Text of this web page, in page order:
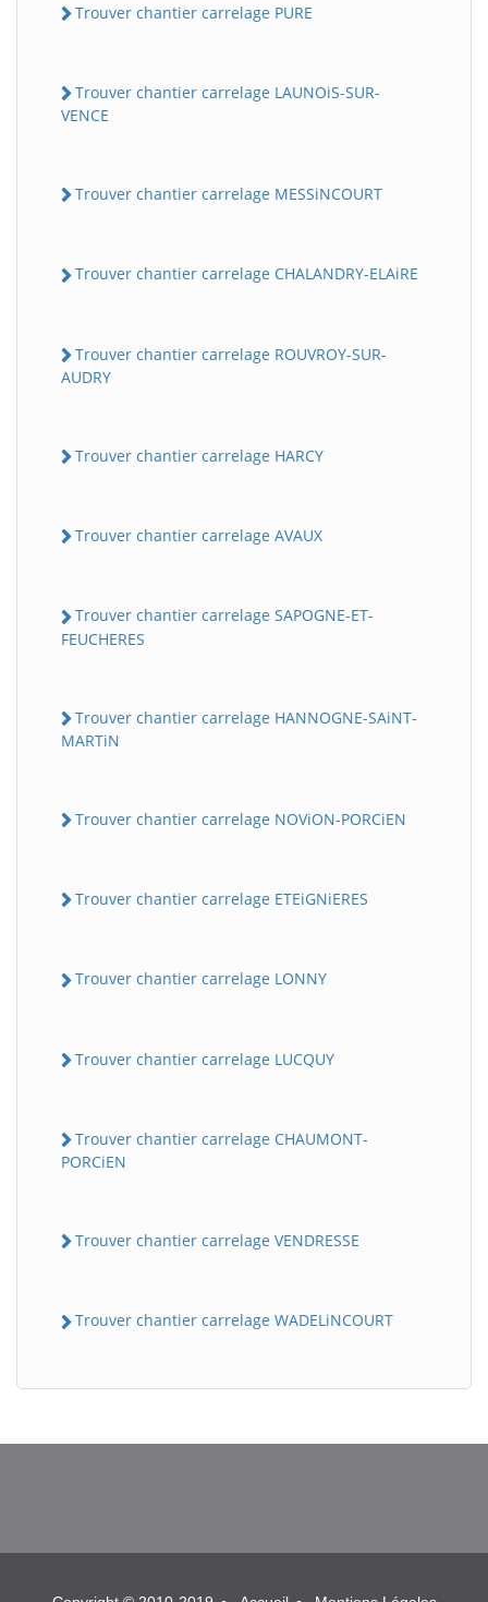
Trouver chantier carrelage PURE
Trouver chantier carrelage LAUNOiS-SUR-
VENCE
Trouver chantier carrelage MESSiNCOURT
Trouver chantier carrelage CHALANDRY-ELAiRE
Trouver chantier carrelage ROUVROY-SUR-
AUDRY
Trouver chantier carrelage HARCY
Trouver chantier carrelage AVAUX
Trouver chantier carrelage SAPOGNE-ET-
FEUCHERES
Trouver chantier carrelage HANNOGNE-SAiNT-
MARTiN
Trouver chantier carrelage NOViON-PORCiEN
Trouver chantier carrelage ETEiGNiERES
Trouver chantier carrelage LONNY
Trouver chantier carrelage LUCQUY
Trouver chantier carrelage CHAUMONT-
PORCiEN
Trouver chantier carrelage VENDRESSE
Trouver chantier carrelage WADELiNCOURT
B Assistant en ligne